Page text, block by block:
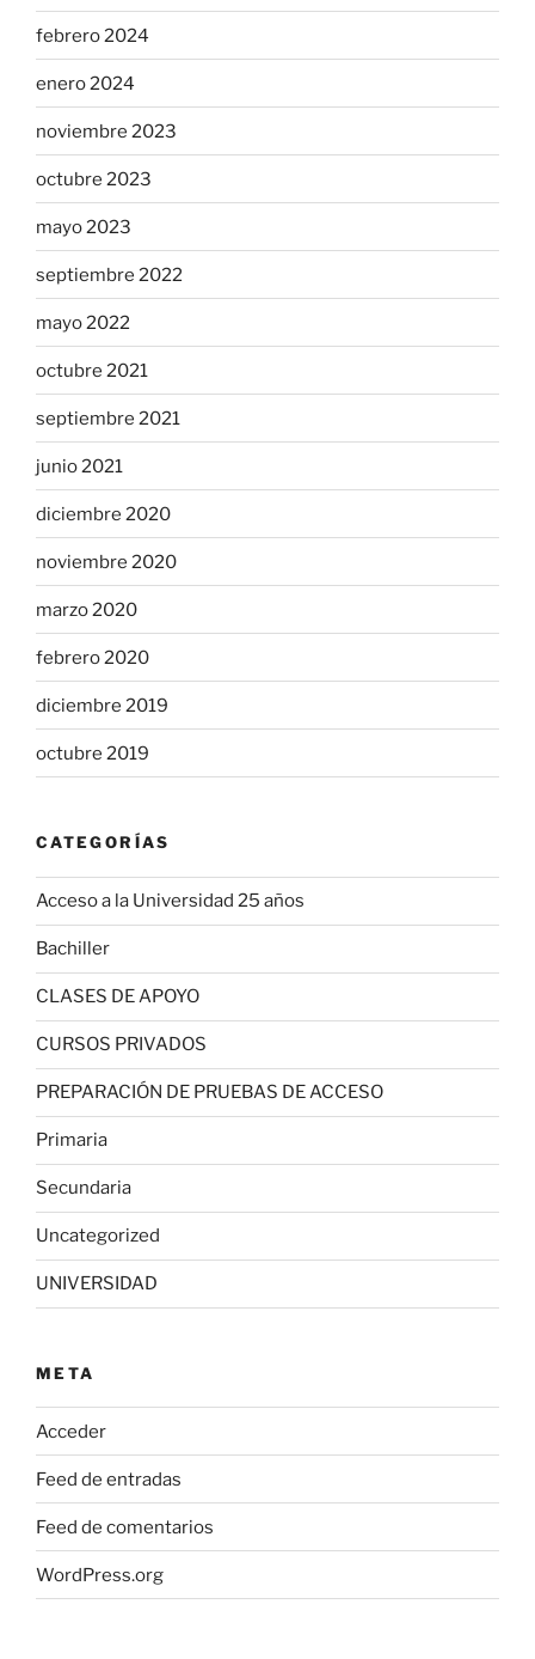
febrero 2024
enero 2024
noviembre 2023
octubre 2023
mayo 2023
septiembre 2022
mayo 2022
octubre 2021
septiembre 2021
junio 2021
diciembre 2020
noviembre 2020
marzo 2020
febrero 2020
diciembre 2019
octubre 2019
CATEGORÍAS
Acceso a la Universidad 25 años
Bachiller
CLASES DE APOYO
CURSOS PRIVADOS
PREPARACIÓN DE PRUEBAS DE ACCESO
Primaria
Secundaria
Uncategorized
UNIVERSIDAD
META
Acceder
Feed de entradas
Feed de comentarios
WordPress.org